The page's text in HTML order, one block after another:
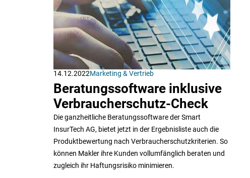
14.12.2022Marketing & Vertrieb
Beratungssoftware inklusive
Verbraucherschutz-Check
Die ganzheitliche Beratungssoftware der Smart
InsurTech AG, bietet jetzt in der Ergebnisliste auch die
Produktbewertung nach Verbraucherschutzkriterien. So
können Makler ihre Kunden vollumfänglich beraten und
zugleich ihr Haftungsrisiko minimieren.